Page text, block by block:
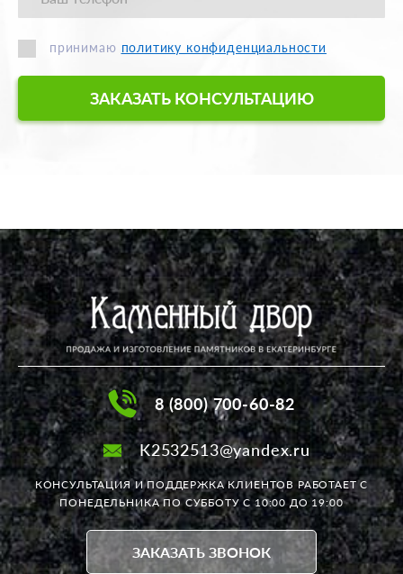
принимаю политику конфиденциальности
ЗАКАЗАТЬ КОНСУЛЬТАЦИЮ
8 (800) 700-60-82
K2532513@yandex.ru
КОНСУЛЬТАЦИЯ И ПОДДЕРЖКА КЛИЕНТОВ РАБОТАЕТС
ПОНЕДЕЛЬНИКА ПО СУББОТУ С 10:00 ДО 19:00
ЗАКАЗАТЬ ЗВОНОК